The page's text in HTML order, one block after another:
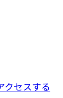
クセスする